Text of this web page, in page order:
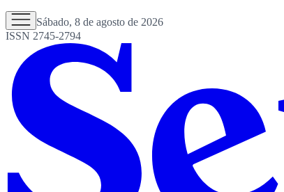
Sábado, 8 de agosto de 2026
ISSN 2745-2794